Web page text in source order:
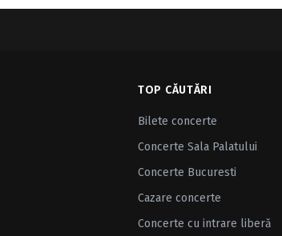
TOP CĂUTĂRI
Bilete concerte
Concerte Sala Palatului
Concerte Bucuresti
Cazare concerte
Concerte cu intrare liberă